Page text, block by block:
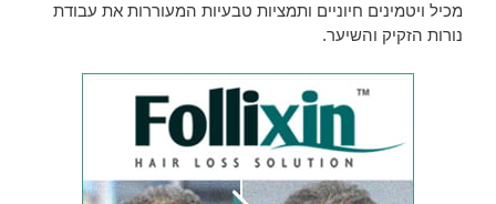
מכיל ויטמינים חיוניים ותמציות טבעיות המעוררות את עבודת
נורות הזקיק והשיער.